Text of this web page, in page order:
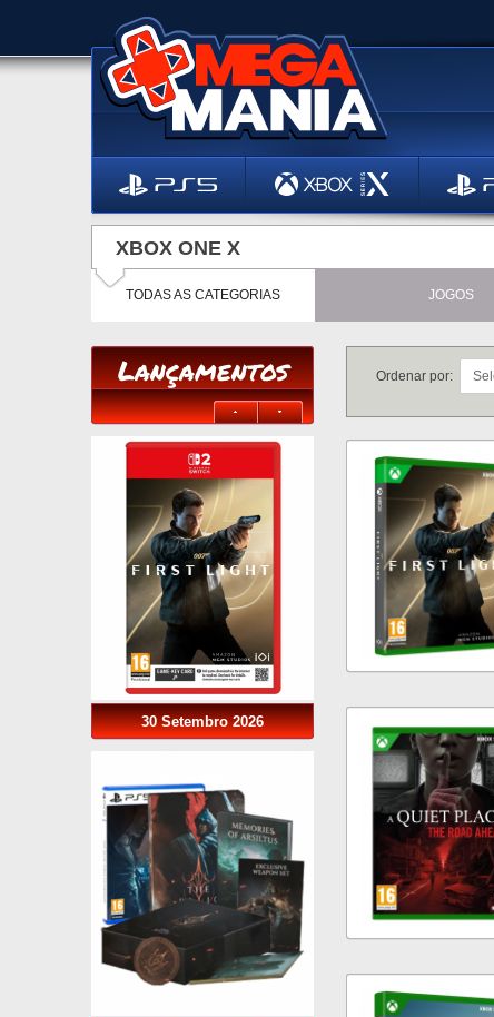
XBOX ONE X
TODAS AS CATEGORIAS JOGOS
Lançamentos
30 Setembro 2026
Ordenar por: